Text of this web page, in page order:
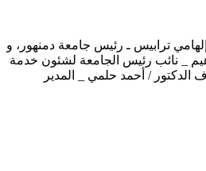
تحت رعاية الأستاذ الدكتور / إلهامي ترابيس ـ رئيس جامعة دمنهور، و
_ نائب رئيس الجامعة لشئون خدمة
الدكتور / أحمد حلمي _ المدير